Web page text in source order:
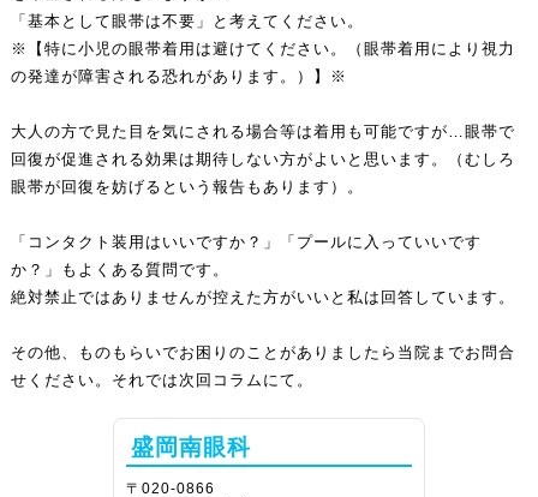
「基本として眼帯は不要」と考えてください。
※【特に小児の眼帯着用は避けてください。（眼帯着用により視力
の発達が障害される恐れがあります。）】※
大人の方で見た目を気にされる場合等は着用も可能ですが…眼帯で
回復が促進される効果は期待しない方がよいと思います。（むしろ
眼帯が回復を妨げるという報告もあります）。
「コンタクト装用はいいですか？」「プールに入っていいです
か？」もよくある質問です。
絶対禁止ではありませんが控えた方がいいと私は回答しています。
その他、ものもらいでお困りのことがありましたら当院までお問合
せください。それでは次回コラムにて。
盛岡南眼科
〒020-0866